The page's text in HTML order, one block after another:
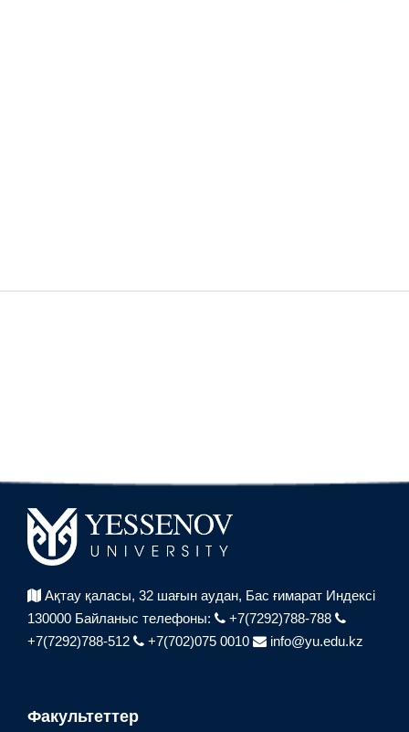
Ақтау қаласы, 32 шағын аудан, Бас ғимарат Индексі
130000 Байланыс телефоны:
+7(7292)788-788
+7(7292)788-512
+7(702)075 0010 info@yu.edu.kz
Факультеттер